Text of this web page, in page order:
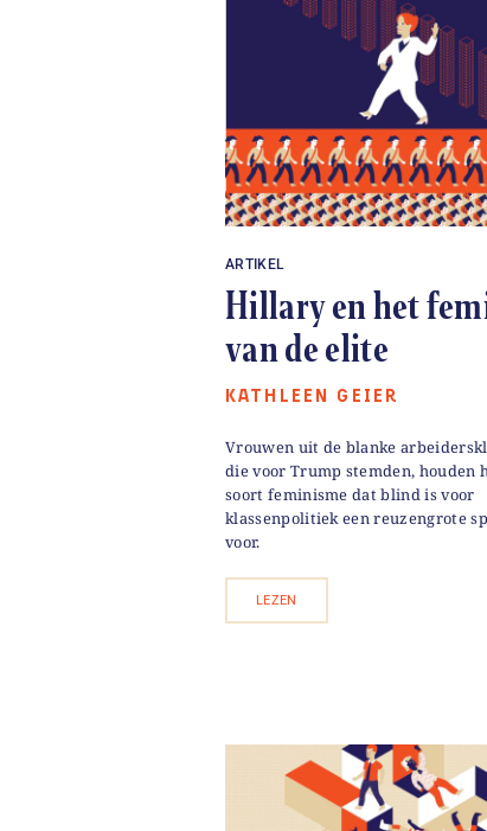
ARTIKEL
Hillary en het
van de elite
KATHLEEN GEIER
Vrouwen uit de blanke
die voor Trump stemden, houden
soort feminisme dat blind is voor
klassenpolitiek een reuzengrote
voor.
LEZEN